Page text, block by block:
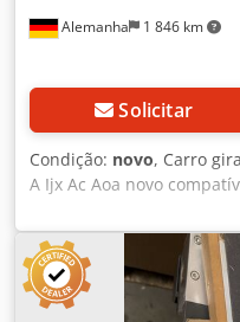
Alemanha 1 846 km
Solicitar
Condição: novo, Carro
A Ijx Ac Aoa novo
de pressão Fimal
rodízios giratórios (2 com
e mesa de apoio
Localização: Hochheim